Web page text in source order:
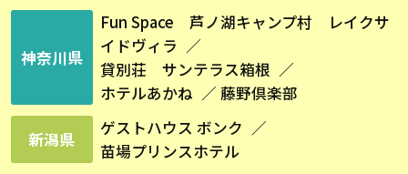
神奈川県
Fun Space 芦ノ湖キャンプ村 レイクサ
イドヴィラ
貸別荘 サンテラス箱根
ホテルあかね
藤野倶楽部
新潟県
ゲストハウス ボンク
苗場プリンスホテル